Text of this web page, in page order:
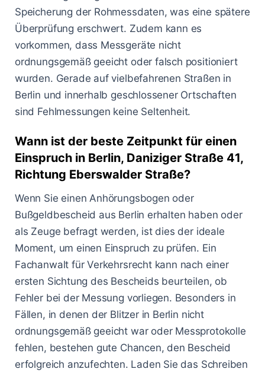
Speicherung der Rohmessdaten, was eine spätere
Überprüfung erschwert. Zudem kann es
vorkommen, dass Messgeräte nicht
ordnungsgemäß geeicht oder falsch positioniert
wurden. Gerade auf vielbefahrenen Straßen in
Berlin und innerhalb geschlossener Ortschaften
sind Fehlmessungen keine Seltenheit.
Wann ist der beste Zeitpunkt für einen
Einspruch in Berlin, Daniziger Straße 41,
Richtung Eberswalder Straße?
Wenn Sie einen Anhörungsbogen oder
Bußgeldbescheid aus Berlin erhalten haben oder
als Zeuge befragt werden, ist dies der ideale
Moment, um einen Einspruch zu prüfen. Ein
Fachanwalt für Verkehrsrecht kann nach einer
ersten Sichtung des Bescheids beurteilen, ob
Fehler bei der Messung vorliegen. Besonders in
Fällen, in denen der Blitzer in Berlin nicht
ordnungsgemäß geeicht war oder Messprotokolle
fehlen, bestehen gute Chancen, den Bescheid
erfolgreich anzufechten. Laden Sie das Schreiben